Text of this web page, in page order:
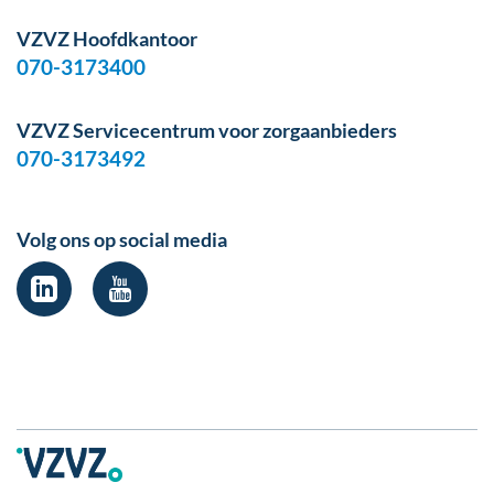
VZVZ Hoofdkantoor
070-3173400
VZVZ Servicecentrum voor zorgaanbieders
070-3173492
Volg ons op social media